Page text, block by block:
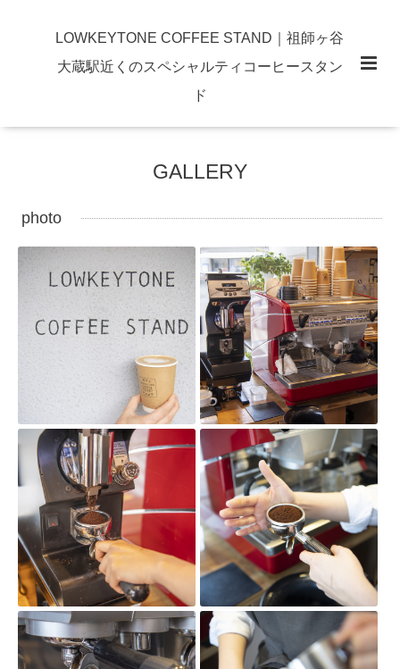
LOWKEYTONE COFFEE STAND｜祖師ヶ谷
大蔵駅近くのスペシャルティコーヒースタン
ド
GALLERY
photo